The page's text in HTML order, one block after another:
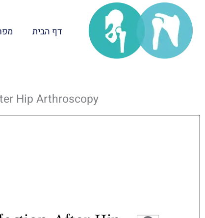
לתוכן
דף הבית
Hip Arthroscopy